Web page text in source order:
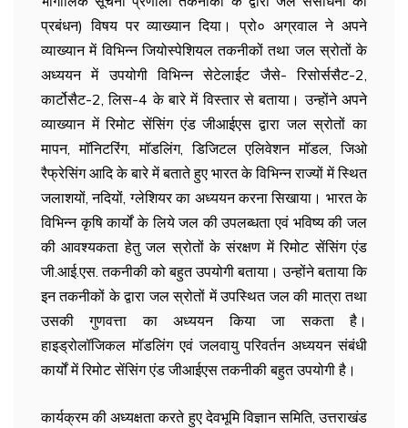
प्रबंधन) विषय पर व्याख्यान दिया। प्रो० अग्रवाल ने अपने
व्याख्यान में विभिन्न जियोस्पेशियल तकनीकों तथा जल स्रोतों के
अध्ययन में उपयोगी विभिन्न सेटेलाईट जैसे- रिसोर्ससैट-2,
कार्टोसैट-2, लिस-4 के बारे में विस्तार से बताया। उन्होंने अपने
व्याख्यान में रिमोट सेंसिंग एंड जीआईएस द्वारा जल स्रोतों का
मापन, माॅनिटरिंग, मॉडलिंग, डिजिटल एलिवेशन मॉडल, जिओ
रैफ्रेसिंग आदि के बारे में बताते हुए भारत के विभिन्न राज्यों में स्थित
जलाशयों, नदियों, ग्लेशियर का अध्ययन करना सिखाया। भारत के
विभिन्न कृषि कार्यों के लिये जल की उपलब्धता एवं भविष्य की जल
की आवश्यकता हेतु जल स्रोतों के संरक्षण में रिमोट सेंसिंग एंड
जी.आई.एस. तकनीकी को बहुत उपयोगी बताया। उन्होंने बताया कि
इन तकनीकों के द्वारा जल स्रोतों में उपस्थित जल की मात्रा तथा
उसकी गुणवत्ता का अध्ययन किया जा सकता है।
हाइड्रोलॉजिकल मॉडलिंग एवं जलवायु परिवर्तन अध्ययन संबंधी
कार्यों में रिमोट सेंसिंग एंड जीआईएस तकनीकी बहुत उपयोगी है।
कार्यक्रम की अध्यक्षता करते हुए देवभूमि विज्ञान समिति, उत्तराखंड